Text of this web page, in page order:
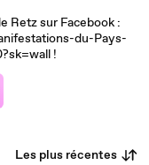
du-Pays-
!
Les plus récentes